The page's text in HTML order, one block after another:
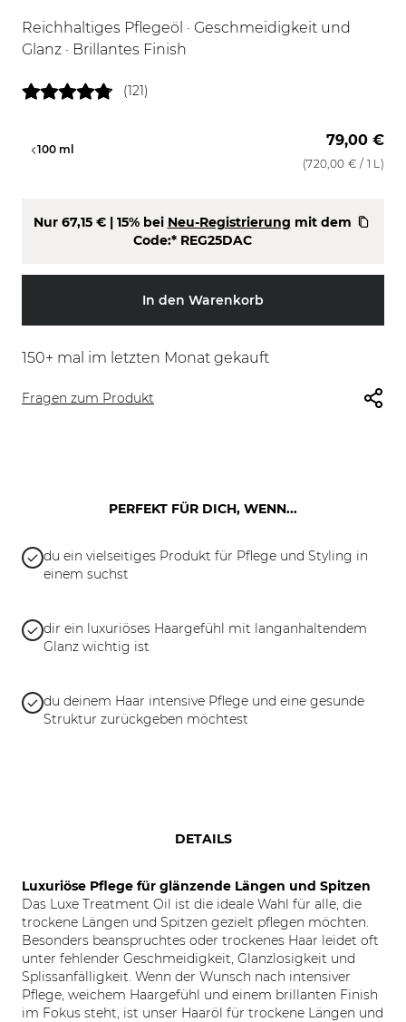
Reichhaltiges Pflegeöl · Geschmeidigkeit und
Glanz · Brillantes Finish
(121)
100 ml
79,00 €
(720,00 € / 1 L)
Nur 67,15 €| 15% bei Neu-Registrierung mit dem
Code:* REG25DAC
In den Warenkorb
150+ mal im letzten Monat gekauft
Fragen zum Produkt
PERFEKT FÜR DICH, WENN...
du ein vielseitiges Produkt für Pflege und Styling in
einem suchst
dir ein luxuriöses Haargefühl mit langanhaltendem
Glanz wichtig ist
du deinem Haar intensive Pflege und eine gesunde
Struktur zurückgeben möchtest
DETAILS
Luxuriöse Pflege für glänzende Längen und Spitzen
Das Luxe Treatment Oil ist die ideale Wahl für alle, die
trockene Längen und Spitzen gezielt pflegen möchten.
Besonders beanspruchtes oder trockenes Haar leidet oft
unter fehlender Geschmeidigkeit, Glanzlosigkeit und
Splissanfälligkeit. Wenn der Wunsch nach intensiver
Pflege, weichem Haargefühl und einem brillanten Finish
im Fokus steht, ist unser Haaröl für trockene Längen und